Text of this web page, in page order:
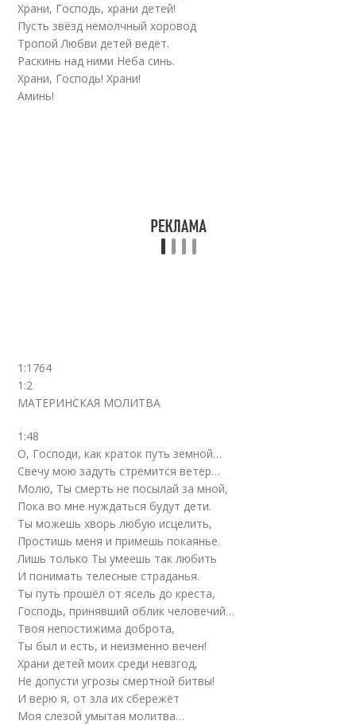
Храни, Господь, храни детей!
Пусть звёзд немолчный хоровод
Тропой Любви детей ведёт.
Раскинь над ними Неба синь.
Храни, Господь! Храни!
Аминь!
1:1764
1:2
МАТЕРИНСКАЯ МОЛИТВА
1:48
О, Господи, как краток путь земной…
Свечу мою задуть стремится ветер…
Молю, Ты смерть не посылай за мной,
Пока во мне нуждаться будут дети.
Ты можешь хворь любую исцелить,
Простишь меня и примешь покаянье.
Лишь только Ты умеешь так любить
И понимать телесные страданья.
Ты путь прошёл от ясель до креста,
Господь, принявший облик человечий…
Твоя непостижима доброта,
Ты был и есть, и неизменно вечен!
Храни детей моих среди невзгод,
Не допусти угрозы смертной битвы!
И верю я, от зла их сбережёт
Моя слезой умытая молитва…